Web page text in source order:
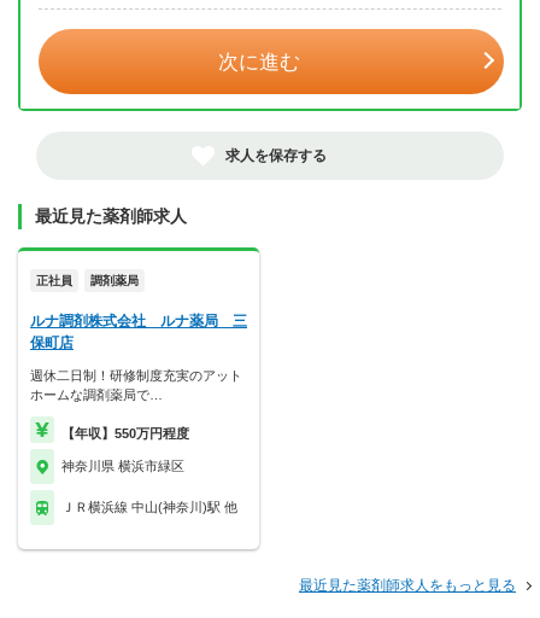
次に進む
求人を保存する
最近見た薬剤師求人
正社員 調剤薬局
ルナ調剤株式会社 ルナ薬局 三
保町店
週休二日制！研修制度充実のアット
ホームな調剤薬局で…
【年収】550万円程度
神奈川県 横浜市緑区
ＪＲ横浜線 中山(神奈川)駅 他
最近見た薬剤師求人をもっと見る